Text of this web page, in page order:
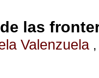
las
Valenzuela ,